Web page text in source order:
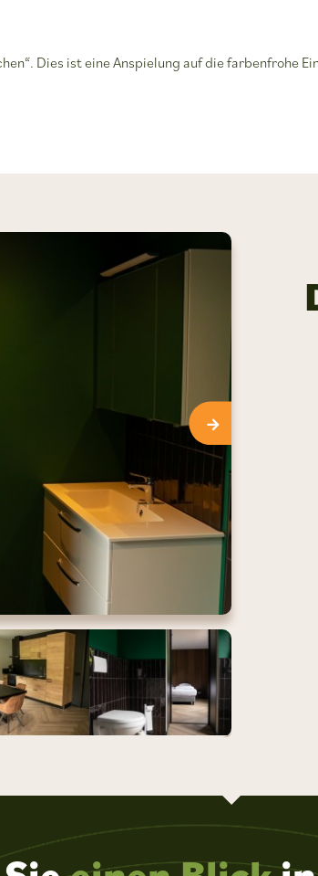
Dies ist eine Anspielung auf die farbenfrohe